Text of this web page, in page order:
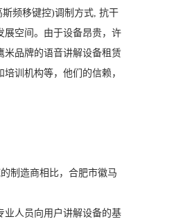
频移键控)调制方式, 抗干
展空间。由于设备昂贵，许
米品牌的语音讲解设备租赁
训机构等，他们的信赖，
制造商相比，合肥市徽马
业人员向用户讲解设备的基